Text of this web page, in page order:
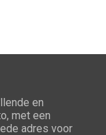
en
met een
adres voor